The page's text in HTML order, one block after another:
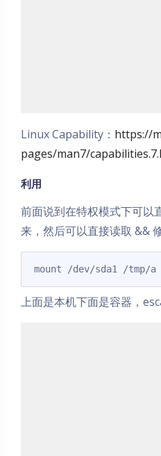
Linux Capability： https://
pages/man7/
利用
前面说到在特权模式下可以
来，然后可以直接读取 &&
mount /dev/sda1 /tmp/a
上面是本机下面是容器，